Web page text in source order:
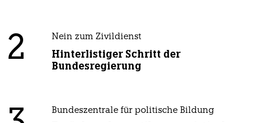
2 Nein zum Zivildienst
Hinterlistiger Schritt der
Bundesregierung
Bundeszentrale für politische Bildung